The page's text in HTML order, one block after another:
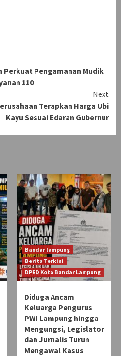
Perkuat Pengamanan Mudik
110
Next
Terapkan Harga Ubi
Kayu Sesuai Edaran Gubernur
Bandar lampung
Berita Terkini
DPRD Kota Bandar Lampung
Diduga Ancam
Keluarga Pengurus
PWI Lampung hingga
Mengungsi, Legislator
dan Jurnalis Turun
Mengawal Kasus